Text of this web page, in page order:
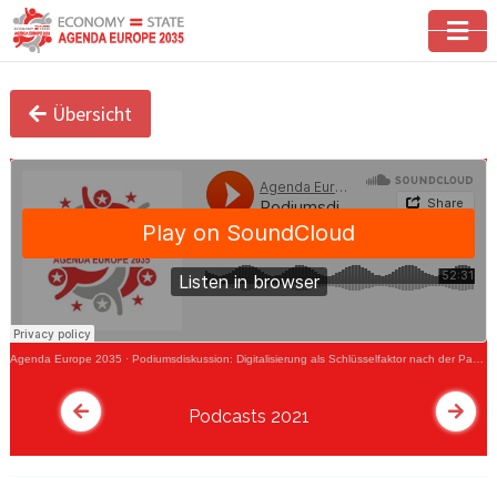
Übersicht
Agenda Europe 2035 · Podiumsdiskussion: Digitalisierung als Schlüsselfaktor nach der Pandemie?
Podcasts 2021